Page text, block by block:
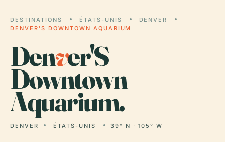
DESTINATIONS ÉTATS-UNIS
DENVER
DENVER'S DOWNTOWN AQUARIUM
Denver'S
Downtown
Aquarium.
DENVER ÉTATS-UNIS 39° N · 105° W